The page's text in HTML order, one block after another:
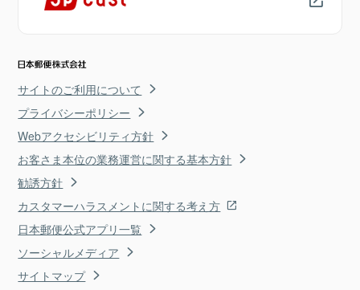
サイトのご利用について
プライバシーポリシー
Webアクセシビリティ方針
お客さま本位の業務運営に関する基本方針
勧誘方針
カスタマーハラスメントに関する考え方
日本郵便公式アプリ一覧
ソーシャルメディア
サイトマップ